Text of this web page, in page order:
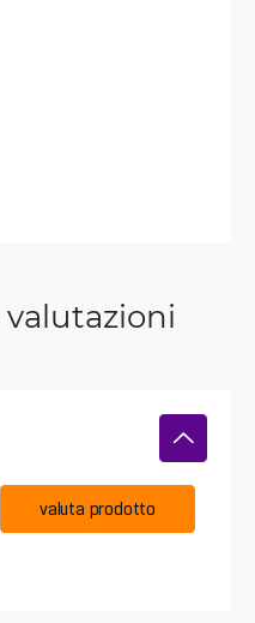
valuta prodotto